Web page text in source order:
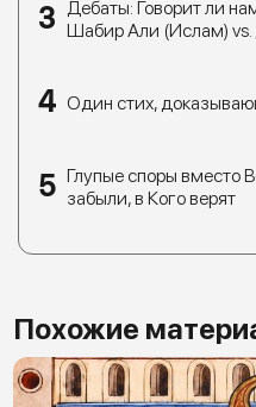
Дебаты: Говорит ли
Шабир Али (Ислам) vs.
Один стих,
Глупые споры вместо
забыли, в Кого верят
Похожие